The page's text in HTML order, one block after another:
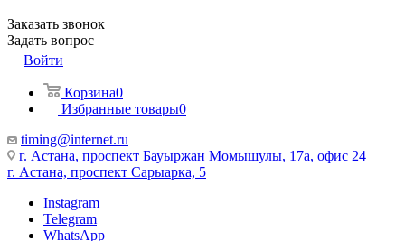
Заказать звонок
Задать вопрос
Войти
Корзина0
Избранные товары0
timing@internet.ru
г. Астана, проспект Бауыржан Момышулы, 17а, офис 24
г. Астана, проспект Сарыарка, 5
Instagram
Telegram
WhatsApp